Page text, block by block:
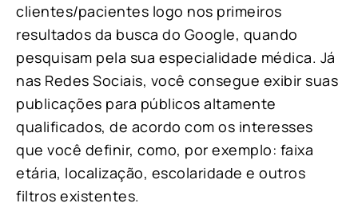
clientes/pacientes logo nos primeiros
resultados da busca do Google, quando
pesquisam pela sua especialidade médica. Já
nas Redes Sociais, você consegue exibir suas
publicações para públicos altamente
qualificados, de acordo com os interesses
que você definir, como, por exemplo: faixa
etária, localização, escolaridade e outros
filtros existentes.